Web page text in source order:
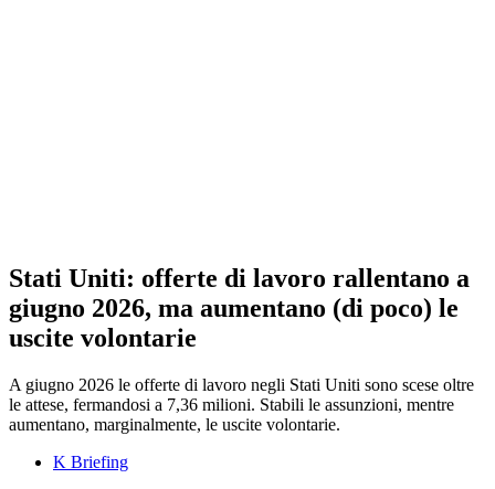
Stati Uniti: offerte di lavoro rallentano a
giugno 2026, ma aumentano (di poco) le
uscite volontarie
A giugno 2026 le offerte di lavoro negli Stati Uniti sono scese oltre
le attese, fermandosi a 7,36 milioni. Stabili le assunzioni, mentre
aumentano, marginalmente, le uscite volontarie.
K Briefing